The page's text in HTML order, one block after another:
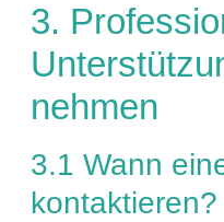
3.
nehmen
3.1 Wann
kontaktieren?